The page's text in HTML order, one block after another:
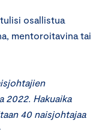
osallistua
mentoroitavina tai
2022. Hakuaika
40 naisjohtajaa